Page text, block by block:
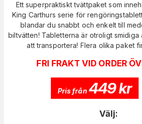
Ett superpraktiskt tvättpaket som
King Carthurs serie för
blandar du snabbt och enkelt till
biltvätten! Tabletterna är otroligt
att transportera! Flera olika paket
FRI FRAKT VID ORDER
Pris från 449kr
Välj: